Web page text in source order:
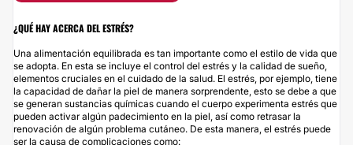
¿QUÉ HAY ACERCA DEL ESTRÉS?
Una alimentación equilibrada es tan importante como el estilo de vida que
se adopta. En esta se incluye el control del estrés y la calidad de sueño,
elementos cruciales en el cuidado de la salud. El estrés, por ejemplo, tiene
la capacidad de dañar la piel de manera sorprendente, esto se debe a que
se generan sustancias químicas cuando el cuerpo experimenta estrés que
pueden activar algún padecimiento en la piel, así como retrasar la
renovación de algún problema cutáneo. De esta manera, el estrés puede
ser la causa de complicaciones como: